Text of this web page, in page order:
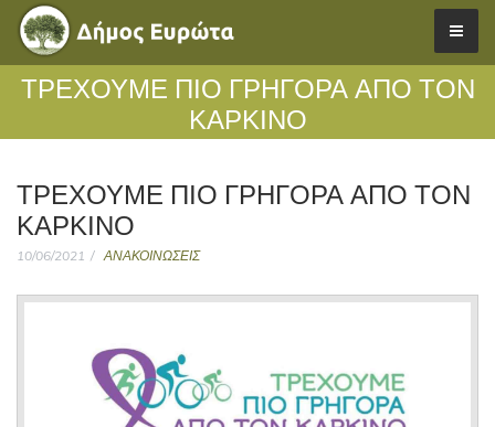
ΤΡΕΧΟΥΜΕ ΠΙΟ ΓΡΗΓΟΡΑ ΑΠΟ ΤΟΝ
ΚΑΡΚΙΝΟ
ΤΡΕΧΟΥΜΕ ΠΙΟ ΓΡΗΓΟΡΑ ΑΠΟ ΤΟΝ
ΚΑΡΚΙΝΟ
10/06/2021 ΑΝΑΚΟΙΝΩΣΕΙΣ